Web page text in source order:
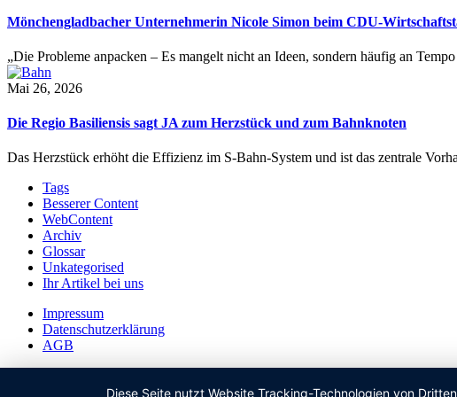
Mönchengladbacher Unternehmerin Nicole Simon beim CDU-
„Die Probleme anpacken – Es mangelt nicht an Ideen, sondern häufig an
Mai 26, 2026
Die Regio Basiliensis sagt JA zum Herzstück und zum Bahnknoten
Das Herzstück erhöht die Effizienz im S-Bahn-System und ist das zentrale
Tags
Besserer Content
WebContent
Archiv
Glossar
Unkategorised
Ihr Artikel bei uns
Impressum
Datenschutzerklärung
AGB
Diese Seite nutzt Website Tracking-Technologien von